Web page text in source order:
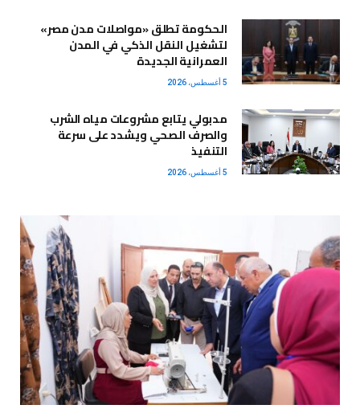
الحكومة تطلق «مواصلات مدن مصر»
لتشغيل النقل الذكي في المدن
العمرانية الجديدة
5 أغسطس، 2026
مدبولي يتابع مشروعات مياه الشرب
والصرف الصحي ويشدد على سرعة
التنفيذ
5 أغسطس، 2026